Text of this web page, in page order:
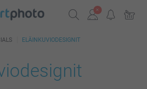
ELÄINKUVIODESIGNIT